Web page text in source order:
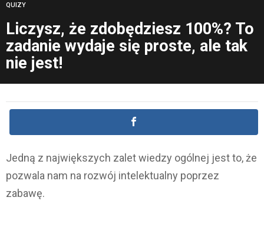
QUIZY
Liczysz, że zdobędziesz 100%? To
zadanie wydaje się proste, ale tak
nie jest!
Jedną z największych zalet wiedzy ogólnej jest to, że
pozwala nam na rozwój intelektualny poprzez
zabawę.